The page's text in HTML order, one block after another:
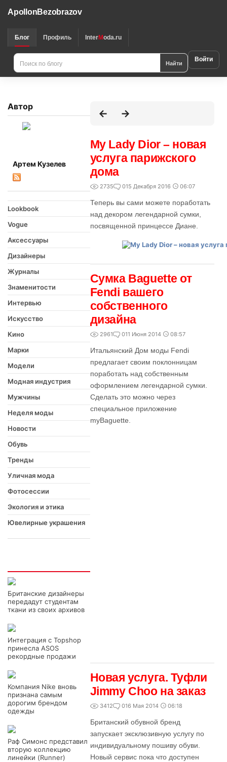
ApollonBezobrazov
Блог Профиль InterModa.ru
Найти Войти
Автор
Артем Кузелев
Lookbook
Vogue
Аксессуары
Дизайнеры
Журналы
Знаменитости
Интервью
Искусство
Кино
Марки
Модели
Модная индустрия
Мужчины
Неделя моды
Новости
Обувь
Тренды
Уличная мода
Фотосессии
Экология и этика
Ювелирные украшения
Британские дизайнеры
передадут студентам
ткани из своих архивов
Интеграция с Topshop
принесла ASOS
рекордные продажи
Компания Nike вновь
признана самым
дорогим брендом
одежды
Раф Симонс представил
вторую коллекцию
линейки (Runner)
My Lady Dior – новая
услуга парижского
дома
2735 015 Декабря 2016 06:07
Теперь вы сами можете поработать
над декором легендарной сумки,
посвященной принцессе Диане.
Сумка Baguette от
Fendi вашего
собственного
дизайна
2961 011 Июня 2014 08:57
Итальянский Дом моды Fendi
предлагает своим поклонницам
поработать над собственным
оформлением легендарной сумки.
Сделать это можно через
специальное приложение
myBaguette.
Новая услуга. Туфли
Jimmy Choo на заказ
3412 016 Мая 2014 06:18
Британский обувной бренд
запускает эксклюзивную услугу по
индивидуальному пошиву обуви.
Новый сервис пока что доступен